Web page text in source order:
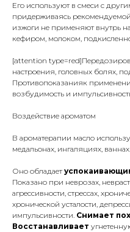
Его используют в смеси с
придерживаясь
изжоги не применяют внутрь
кефиром, молоком,
[attention
настроения, головных болях,
Противопоказанияк
возбудимость и
Воздействие ароматом
В ароматерапии масло
медальонах, ингаляциях, ваннах.
Оно обладает
Показано при неврозах,
агрессивности, стрессах,
хронической усталости,
импульсивности. Снимает
Восстанавливает